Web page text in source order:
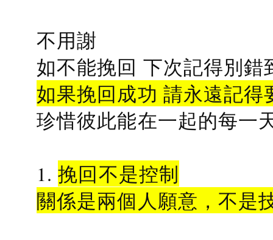
不用謝
如不能挽回 下次記得別錯
如果挽回成功 請永遠記得
珍惜彼此能在一起的每一
1.挽回不是控制
關係是兩個人願意，不是